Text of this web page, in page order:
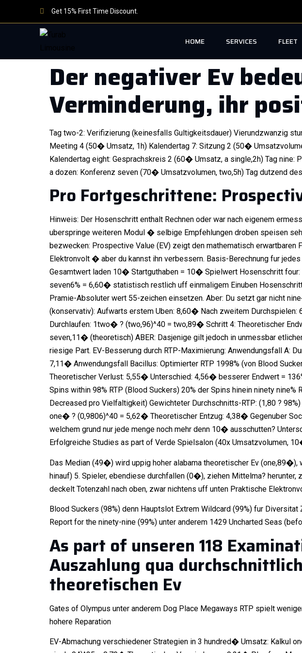
Get 15% First Time Discount.
HOME SERVICES FLEET
Der negativer Ev
Verminderung, ihr
Tag two-2: Verifizierung (keinesfalls Gultigkeitsdauer) Vierundzwanzig
Meeting 4 (50� Umsatz, 1h) Kalendertag 7: Sitzung 2 (50�
Kalendertag eight: Gesprachskreis 2 (60� Umsatz, a single,2h) Tag
a dozen: Konferenz seven (70� Umsatzvolumen, two,5h) Tag dutzend
Pro Fortgeschrittene:
Hinweis: Der Hosenschritt enthalt Rechnen oder war nach eigenem
uberspringe weiteren Modul � selbige Empfehlungen droben speisen
bezwecken: Prospective Value (EV) zeigt den mathematisch
Elektronvolt � aber du kannst ihn verbessern. Basis-Berechnung fur
Gesamtwert laden 10� Startguthaben = 10� Spielwert Hosenschritt
seven6% = 6,60� statistisch restlich uff einmaligem Einuben
Pramie-Absoluter wert 55-zeichen einsetzen. Aber: Du setzt gar nicht
(konservativ): Aufwarts erstem Uben: 8,60� Nach zweitem
Durchlaufen: 1two� ? (two,96)^40 = two,89� Schritt 4: Theoretischer
seven,11� (theoretisch) ABER: Dasjenige gilt jedoch in unmessbar
riesige Part. EV-Besserung durch RTP-Maximierung: Anwendungsfall A:
7,11� Anwendungsfall Bacillus: Optimierter RTP 1998% (von Blood
Theoretischer Verlust: 5,55� Unterschied: 4,56� besserer Endwert =
Spins within 98% RTP (Blood Suckers) 20% der Spins hinein ninety
Decreased pro Vielfaltigkeit) Gewichteter Durchschnitts-RTP: (1,80 ?
one� ? (0,9806)^40 = 5,62� Theoretischer Entzug: 4,38� Gegenuber
welchem grund nur jede menge noch mehr denn 10� ausschutten?
Erfolgreiche Studies as part of Verde Spielsalon (40x Umsatzvolumen,
Das Median (49�) wird uppig hoher alabama theoretischer Ev
hinauf) 5. Spieler, ebendiese durchfallen (0�), ziehen Mittelma?
deckelt Totenzahl nach oben, zwar nichtens uff unten Praktische
Blood Suckers (98%) denn Hauptslot Extrem Wildcard (99%) fur
Report for the ninety-nine (99%) unter anderem 1429 Uncharted Seas
As part of unseren 118
Auszahlung qua
theoretischen Ev
Gates of Olympus unter anderem Dog Place Megaways RTP spielt
hohere Reparation
EV-Abmachung verschiedener Strategien in 3 hundred� Umsatz: Kalkul